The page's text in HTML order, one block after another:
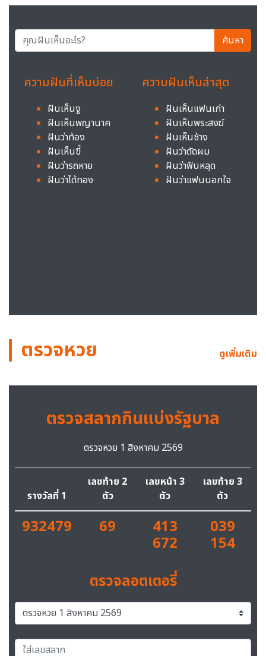
ค้นหา
ความฝันที่เห็นบ่อย
ฝันเห็นงู
ฝันเห็นพญานาค
ฝันว่าท้อง
ฝันเห็นขี้
ฝันว่ารถหาย
ฝันว่าได้ทอง
ความฝันเห็นล่าสุด
ฝันเห็นแฟนเก่า
ฝันเห็นพระสงฆ์
ฝันเห็นช้าง
ฝันว่าตัดผม
ฝันว่าฟันหลุด
ฝันว่าแฟนนอกใจ
ตรวจหวย ดูเพิ่มเติม
ตรวจสลากกินแบ่งรัฐบาล
ตรวจหวย 1 สิงหาคม 2569
รางวัลที่ 1
เลขท้าย 2
ตัว
เลขหน้า 3
ตัว
เลขท้าย 3
ตัว
932479 69 413
672
039
154
ตรวจลอตเตอรี่